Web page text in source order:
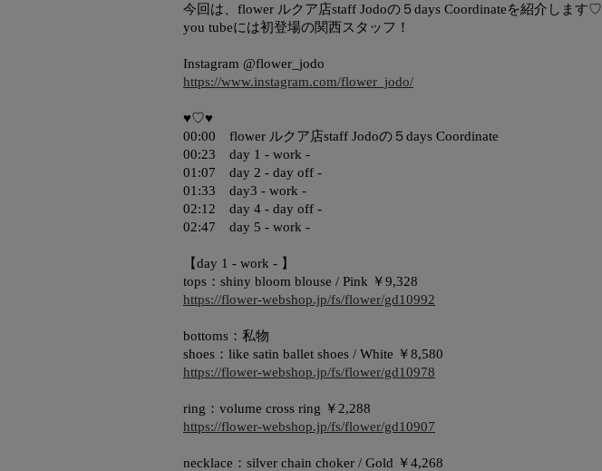
今回は、flower ルクア店staff Jodoの５days Coordinateを紹介します♡
you tubeには初登場の関西スタッフ！
Instagram @flower_jodo
https://www.instagram.com/flower_jodo/
♥♡♥
00:00 flower ルクア店staff Jodoの５days Coordinate
00:23 day 1 - work -
01:07 day 2 - day off -
01:33 day3 - work -
02:12 day 4 - day off -
02:47 day 5 - work -
【day 1 - work - 】
tops：shiny bloom blouse / Pink ￥9,328
https://flower-webshop.jp/fs/flower/gd10992
bottoms：私物
shoes：like satin ballet shoes / White ￥8,580
https://flower-webshop.jp/fs/flower/gd10978
ring：volume cross ring ￥2,288
https://flower-webshop.jp/fs/flower/gd10907
necklace：silver chain choker / Gold ￥4,268